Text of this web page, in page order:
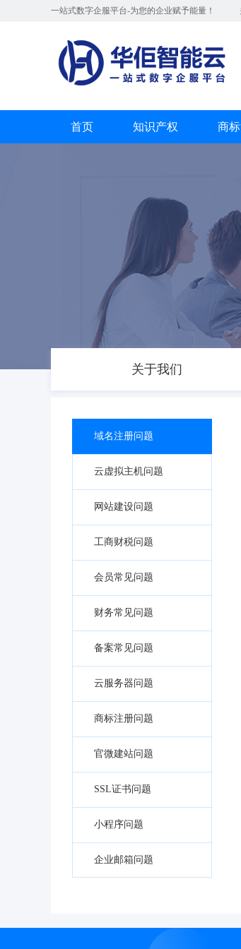
一站式数字企服平台-为您的企业赋予能量！
首页 知识产权 商
关于我们
域名注册问题
云虚拟主机问题
网站建设问题
工商财税问题
会员常见问题
财务常见问题
备案常见问题
云服务器问题
商标注册问题
官微建站问题
SSL证书问题
小程序问题
企业邮箱问题